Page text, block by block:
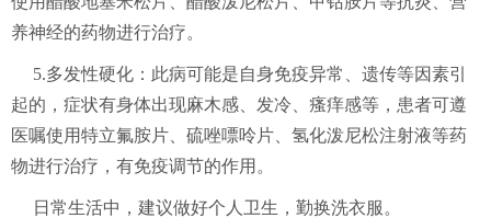
养神经的药物进行治疗。
5.多发性硬化：此病可能是自身免疫异常、遗传等因素引
起的，症状有身体出现麻木感、发冷、瘙痒感等，患者可遵
医嘱使用特立氟胺片、硫唑嘌呤片、氢化泼尼松注射液等药
物进行治疗，有免疫调节的作用。
日常生活中，建议做好个人卫生，勤换洗衣服。